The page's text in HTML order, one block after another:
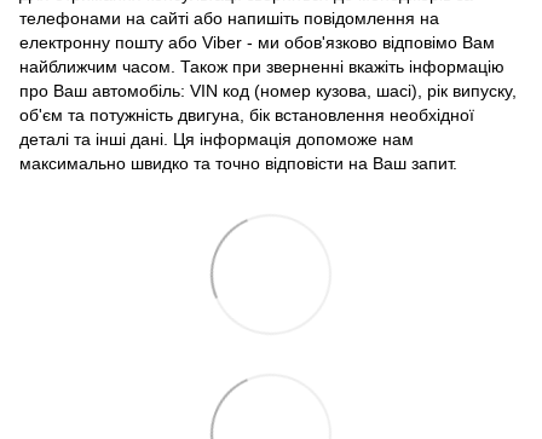
телефонами на сайті або напишіть повідомлення на
електронну пошту або Viber - ми обов'язково відповімо Вам
найближчим часом. Також при зверненні вкажіть інформацію
про Ваш автомобіль: VIN код (номер кузова, шасі), рік випуску,
об'єм та потужність двигуна, бік встановлення необхідної
деталі та інші дані. Ця інформація допоможе нам
максимально швидко та точно відповісти на Ваш запит.